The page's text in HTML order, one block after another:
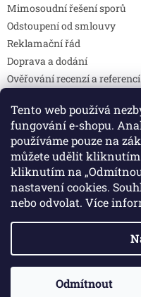
Tento web používá
fungování e-shopu.
používáme pouze na
můžete udělit kliknutím
kliknutím na
nastavení cookies.
nebo odvolat. Více
Odmítnout
Mimosoudní řešení sporů
Odstoupení od smlouvy
Reklamační řád
Doprava a dodání
Ověřování recenzí a referencí
Prohlášení o shodě
Způsoby platby
DOTAZY
Kontakty
Copyright 2026Colibri
Upravit